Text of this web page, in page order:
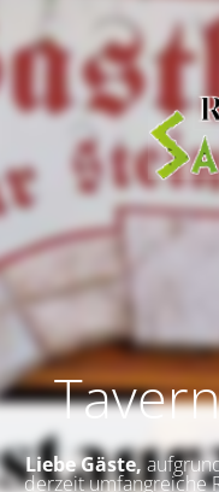
Liebe Gäste,
derzeit umfangreiche